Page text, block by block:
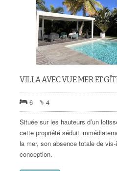
VILLA AVEC VUE MER ET
6 4
Située sur les hauteurs d’un
cette propriété séduit
la mer, son absence totale de
conception.